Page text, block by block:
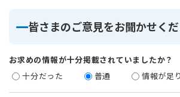
皆さまのご意見をお聞かせく
お求めの情報が十分掲載されていましたか？
十分だった
普通 情報が足